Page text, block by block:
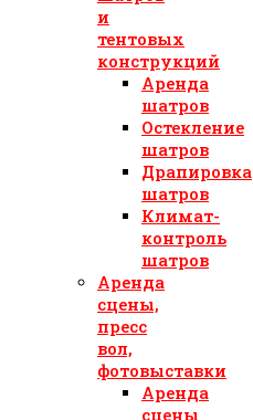
и
тентовых
конструкций
Аренда
шатров
Остекление
шатров
Драпировка
шатров
Климат-
контроль
шатров
Аренда
сцены,
пресс
вол,
фотовыставки
Аренда
сцены